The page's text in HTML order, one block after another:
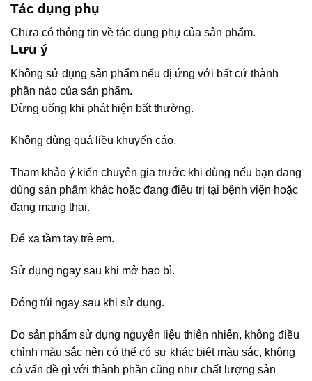
Tác dụng phụ
Chưa có thông tin về tác dụng phụ của sản phẩm.
Lưu ý
Không sử dụng sản phẩm nếu dị ứng với bất cứ thành
phần nào của sản phẩm.
Dừng uống khi phát hiện bất thường.
Không dùng quá liều khuyến cáo.
Tham khảo ý kiến chuyên gia trước khi dùng nếu bạn đang
dùng sản phẩm khác hoặc đang điều trị tại bệnh viện hoặc
đang mang thai.
Để xa tầm tay trẻ em.
Sử dụng ngay sau khi mở bao bì.
Đóng túi ngay sau khi sử dụng.
Do sản phẩm sử dụng nguyên liệu thiên nhiên, không điều
chỉnh màu sắc nên có thể có sự khác biệt màu sắc, không
có vấn đề gì với thành phần cũng như chất lượng sản